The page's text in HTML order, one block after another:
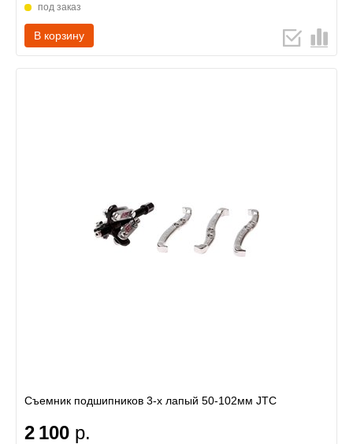
под заказ
В корзину
Съемник подшипников 3-х лапый 50-102мм JTC
2 100 р.